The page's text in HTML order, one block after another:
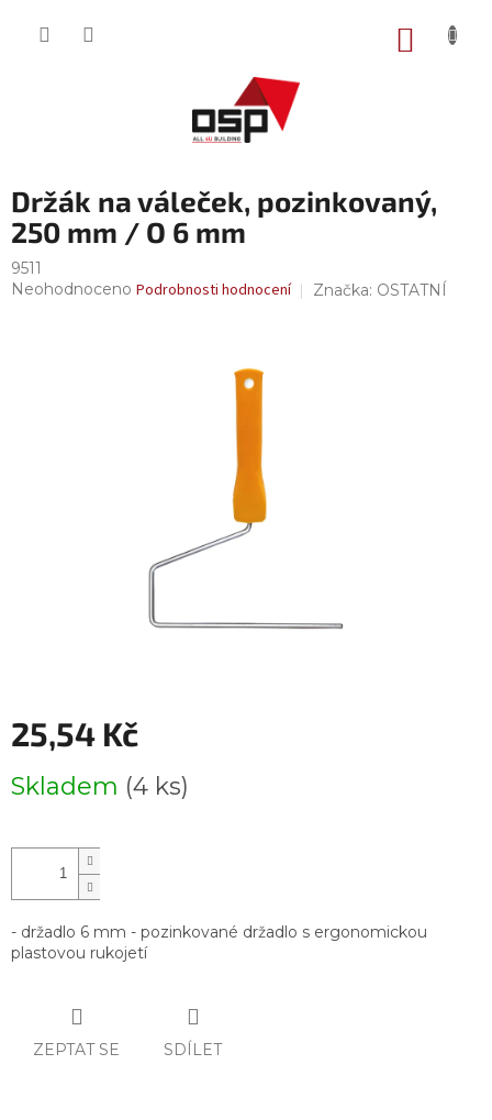
Držák na váleček, pozinkovaný,
250 mm / O 6 mm
9511
Průměrné
Neohodnoceno Podrobnosti hodnocení Značka: OSTATNÍ
25,54 Kč
cena:
Skladem (4 ks)
- držadlo 6 mm - pozinkované držadlo s ergonomickou
plastovou rukojetí
ZEPTAT SE SDÍLET